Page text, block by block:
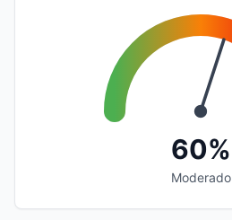
60%
Moderado